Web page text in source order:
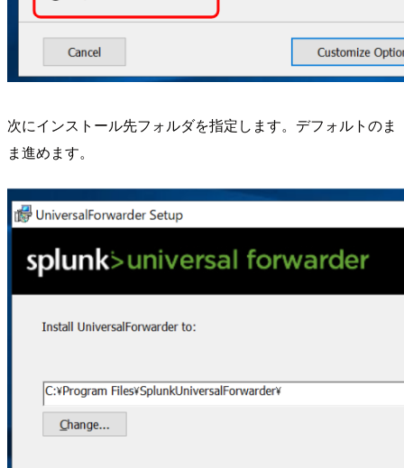
次にインストール先フォルダを指定します。デフォルトのま
ま進めます。